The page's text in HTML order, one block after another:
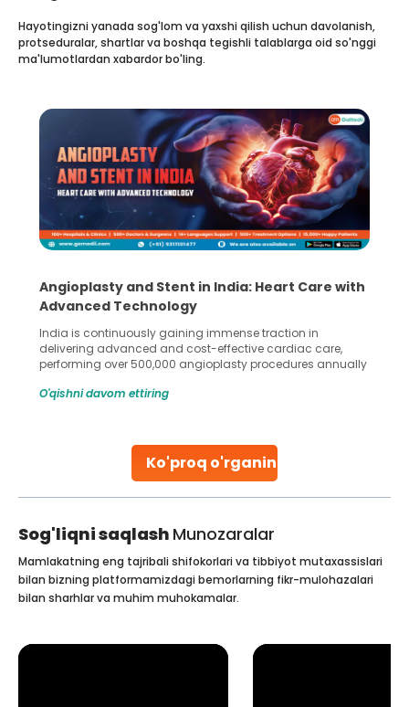
Ko'proq o'rganing
Hayotingizni yanada sog'lom va yaxshi qilish uchun davolanish,
protseduralar, shartlar va boshqa tegishli talablarga oid so'nggi
ma'lumotlardan xabardor bo'ling.
5 Essential Steps for Effective Human Sperm
Collection and Processing Methods
Human sperm collection and processing are critical steps
in advanced reproductive techniques like In Vitro
Fertilization (IVF) and intrauterine insemination (IUI). These
challenges and help couples achieve their dream of
collected, they process the
O'qishni davom ettiring
Sog'liqni saqlash Munozaralar
Mamlakatning eng tajribali shifokorlari va tibbiyot mutaxassislari
bilan bizning platformamizdagi bemorlarning fikr-mulohazalari
bilan sharhlar va muhim muhokamalar.